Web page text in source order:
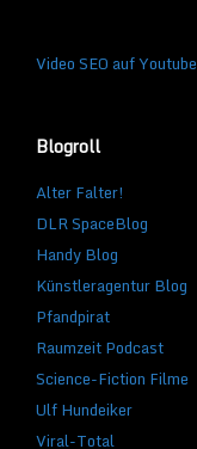
Video SEO auf Youtube
Blogroll
Alter Falter!
DLR SpaceBlog
Handy Blog
Künstleragentur Blog
Pfandpirat
Raumzeit Podcast
Science-Fiction Filme
Ulf Hundeiker
Viral-Total